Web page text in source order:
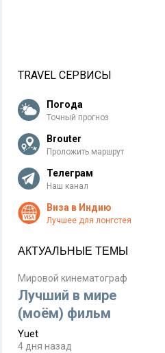
TRAVEL СЕРВИСЫ
Погода
Точный прогноз
Brouter
Проложить маршрут
Телеграм
Наш канал
Виза в Индию
Лучшее для лонгстея
АКТУАЛЬНЫЕ ТЕМЫ
Мировой кинематограф
Лучший в мире
(моём) фильм
Yuet
4 дня назад